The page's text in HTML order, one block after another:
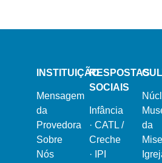
INSTITUIÇÃO
Mensagem
da
Provedora
Sobre
Nós
RESPOSTAS
SOCIAIS
Infância
· CATL /
Creche
·
IPI
da